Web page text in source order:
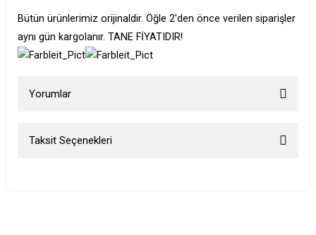
Bütün ürünlerimiz orijinaldir. Öğle 2'den önce verilen siparişler
aynı gün kargolanır. TANE FİYATIDIR!
Yorumlar
Taksit Seçenekleri